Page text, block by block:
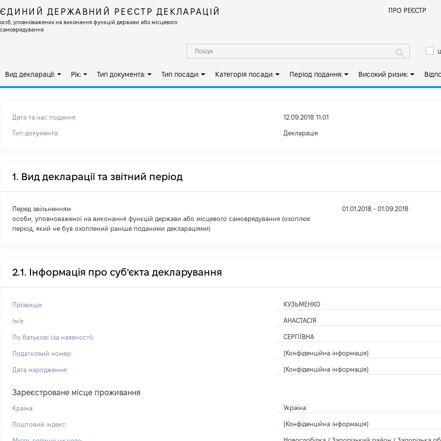
ЄДИНИЙ ДЕРЖАВНИЙ РЕЄСТР ДЕКЛАРАЦІЙ
осіб, уповноважених на виконання функцій держави або місцевого
самоврядування
ПРО РЕЄСТР
Вид декларації: Рік: Тип документа: Тип посади: Категорія посади: Період подання: Високий ризик:
Дата та час подання: 12.09.2018 11:01
Тип документа: Декларація
1. Вид декларації та звітний період
Перед звільненням
особи, уповноваженої на виконання функцій держави або місцевого самоврядування (охоплює
період, який не був охоплений раніше поданими деклараціями)
01.01.2018 - 01.09.2018
2.1. Інформація про суб'єкта декларування
Прізвище: КУЗЬМЕНКО
Ім'я: АНАСТАСІЯ
По батькові (за наявності): СЕРГІЇВНА
Податковий номер: [Конфіденційна інформація]
Дата народження: [Конфіденційна інформація]
Зареєстроване місце проживання
Країна: Україна
Поштовий індекс: [Конфіденційна інформація]